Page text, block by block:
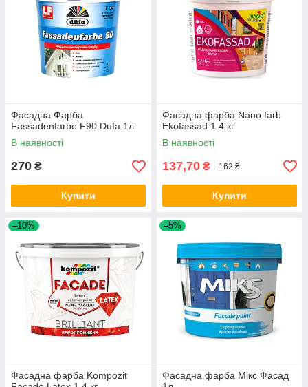
Фасадна Фарба
Fassadenfarbe F90 Dufa 1л
В наявності
270 ₴
Купити
Фасадна фарба Nano farb
Ekofassad 1.4 кг
В наявності
137,70 ₴ 162 ₴
Купити
–10%
Фасадна фарба Kompozit
–5%
Фасадна фарба Мікс Фасад